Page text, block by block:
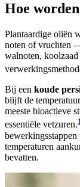
Hoe
Plantaardige oliën
noten of vruchten
walnoten,
Bij een koude
blijft de
meeste bioactieve
essentiële vetzuren.
temperaturen
bevatten.